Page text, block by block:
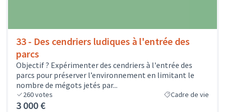
33 - Des cendriers ludiques à l'entrée des
parcs
Objectif ? Expérimenter des cendriers à l'entrée des
parcs pour préserver l’environnement en limitant le
nombre de mégots jetés par...
260votes Cadre de vie
3 000 €